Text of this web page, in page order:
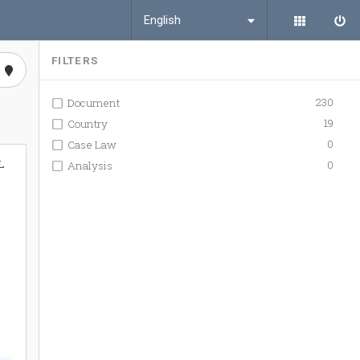
English
FILTERS
Document
230
Country
19
Case Law
0
Analysis
0